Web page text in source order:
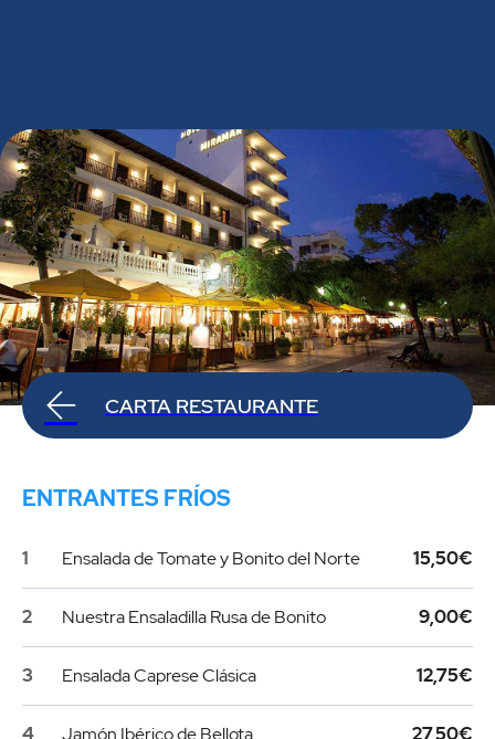
CARTA RESTAURANTE
ENTRANTES FRÍOS
1 Ensalada de Tomate y Bonito del Norte 15,50€
2 Nuestra Ensaladilla Rusa de Bonito 9,00€
3 Ensalada Caprese Clásica 12,75€
4 Jamón Ibérico de Bellota 27,50€